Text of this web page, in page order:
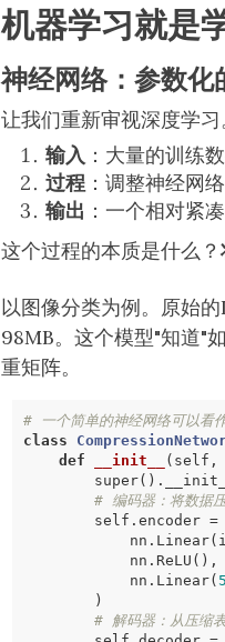
机器学习就是
神经网络：参数化
让我们重新审视深度学
输入 ：大量的训练
过程 ：调整神经网
输出 ：一个相对紧
这个过程的本质是什么？
以图像分类为例。原始
98MB。这个模型"知道"
重矩阵。
# 一个简单的神经网络可以看
class
def
__init__ ( self ,
super() .
# 编码器：将数据
self . encoder =
nn . Linear(
nn . ReLU (),
nn . Linear(
)
# 解码器：从压缩